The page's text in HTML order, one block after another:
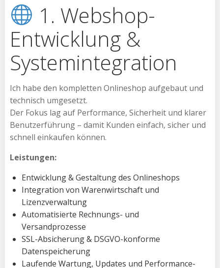
1. Webshop-
Entwicklung &
Systemintegration
Ich habe den kompletten Onlineshop aufgebaut und
technisch umgesetzt.
Der Fokus lag auf Performance, Sicherheit und klarer
Benutzerführung – damit Kunden einfach, sicher und
schnell einkaufen können.
Leistungen:
Entwicklung & Gestaltung des Onlineshops
Integration von Warenwirtschaft und
Lizenzverwaltung
Automatisierte Rechnungs- und
Versandprozesse
SSL-Absicherung & DSGVO-konforme
Datenspeicherung
Laufende Wartung, Updates und Performance-